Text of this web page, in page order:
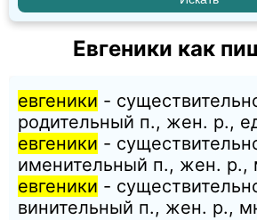
Евгеники как
евгеники -
родительный п., жен. p.,
евгеники -
именительный п., жен. p.,
евгеники -
винительный п., жен. p.,